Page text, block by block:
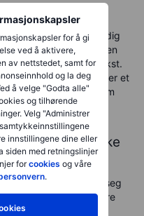
for å gi
ved å aktivere,
av nettstedet, samt for
og la deg
å velge "Godta alle"
og tilhørende
Velg "Administrer
innstillingene dine eller
med retningslinjer
forcookies og våre
.
som er nødvendig
lave kostnadene og den
for langsiktig vekst.
bredt markedsfond eller et
samtidig som
for spesifikke
ved å rette seg
strategier med høyere
investor inkludere et